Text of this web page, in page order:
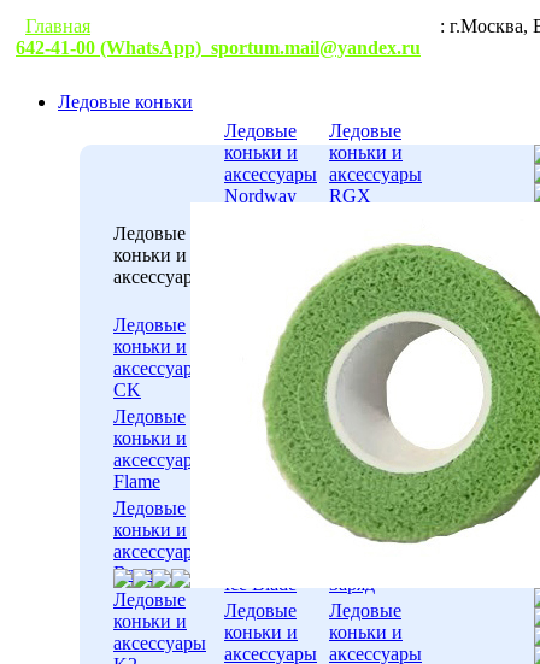
Главная
:
642-41-00 (WhatsApp) sportum.mail@yandex.ru
Ледовые коньки
Ледовые
коньки и
аксессуары
Ледовые
коньки и
аксессуары
CK
Ледовые
коньки и
аксессуары
Flame
Ледовые
коньки и
аксессуары
Bauer
Ледовые
коньки и
аксессуары
Ледовые
коньки и
аксессуары
Nordway
Ледовые
коньки и
аксессуары
Ледовые
коньки и
аксессуары
Ice Blade
Ледовые
коньки и
аксессуары
Ледовые
коньки и
аксессуары
RGX
коньки и
аксессуары
ICE.COM
Ледовые
коньки и
аксессуары
WARRIOR
Ледовые
коньки и
аксессуары
ВОЛНА-
ТРИМАРК
Ледовые
коньки и
Заряд
Ледовые
коньки и
аксессуары